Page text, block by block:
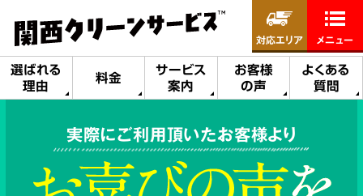
選ばれる
理由
料金
サービス
案内
お客様
の声
よくある
質問
対応エリア メニュー
実際にご利用頂いたお客様より